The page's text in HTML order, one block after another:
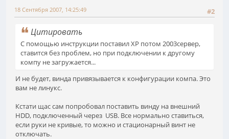
#2
18 Сентября 2007, 14:25:49
Цитировать
С помощью инструкции поставил XP потом 2003сервер,
ставится без проблем, но при подключении к другому
компу не загружается...
И не будет, винда привязывается к конфигурации компа. Это
вам не линукс.
Кстати щас сам попробовал поставить винду на внешний
HDD, подключенный через USB. Все нормально ставиться,
если руки не кривые, то можно и стационарный винт не
отключать.